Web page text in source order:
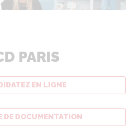
PARIS
EN LIGNE
DE DOCUMENTATION